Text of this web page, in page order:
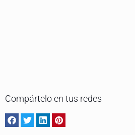
Compártelo en tus redes